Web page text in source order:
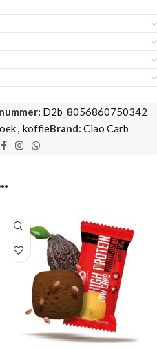
D2b_8056860750342
, koffieBrand: Ciao Carb